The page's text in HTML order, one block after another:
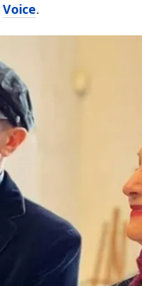
Voice.